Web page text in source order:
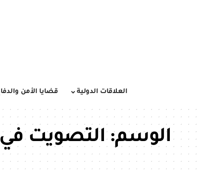
العلاقات الدولية قضايا الأمن
الوسم:التصويت في